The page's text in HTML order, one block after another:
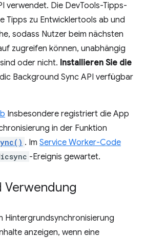
verwendet. Die DevTools-Tipps-
Tipps zu Entwicklertools ab und
sodass Nutzer beim nächsten
zugreifen können, unabhängig
oder nicht. Installieren Sie die
Background Sync API verfügbar
Insbesondere registriert die App
in der Funktion
. Im Service Worker-Code
-Ereignis gewartet.
Verwendung
Hintergrundsynchronisierung
anzeigen, wenn eine